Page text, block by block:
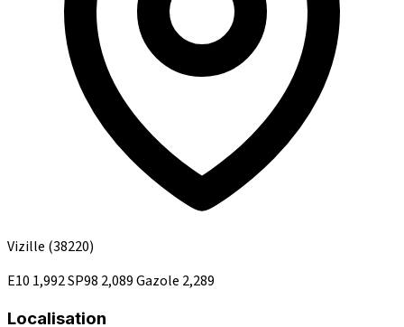
Vizille (38220)
E10 1,992SP98 2,089Gazole 2,289
Localisation